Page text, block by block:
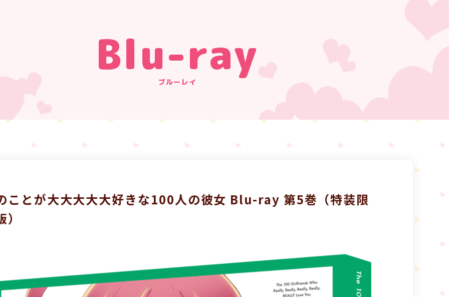
Blu-ray
ブルーレイ
ことが大大大大大好きな100人の彼女 Blu-ray 第5巻（特装限